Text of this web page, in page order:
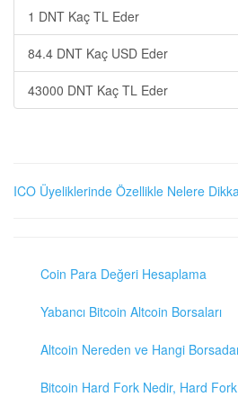
1 DNT Kaç TL Eder
84.4 DNT Kaç USD Eder
43000 DNT Kaç TL Eder
ICO Üyeliklerinde Özellikle Nelere
Coin Para Değeri Hesaplama
Yabancı Bitcoin Altcoin Borsaları
Altcoin Nereden ve Hangi Borsadan
Bitcoin Hard Fork Nedir, Hard